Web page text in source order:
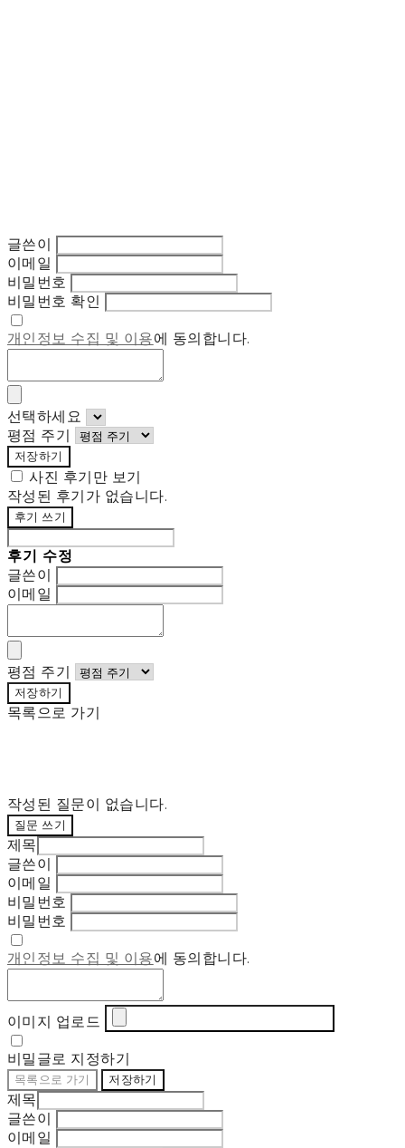
글쓴이
이메일
비밀번호
비밀번호 확인
개인정보 수집 및 이용에 동의합니다.
선택하세요
평점 주기
저장하기
사진 후기만 보기
작성된 후기가 없습니다.
후기 쓰기
후기 수정
글쓴이
이메일
평점 주기
저장하기
목록으로 가기
작성된 질문이 없습니다.
질문 쓰기
제목
글쓴이
이메일
비밀번호
비밀번호
개인정보 수집 및 이용에 동의합니다.
이미지 업로드
비밀글로 지정하기
목록으로 가기 저장하기
제목
글쓴이
이메일